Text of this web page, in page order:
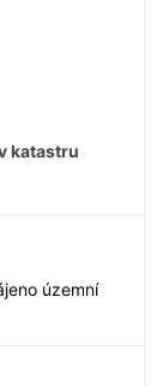
katastru
územní